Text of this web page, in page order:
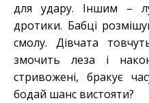
для удару. Іншим –
дротики. Бабці
смолу. Дівчата
змочить леза і
стривожені, бракує
бодай шанс вистояти?